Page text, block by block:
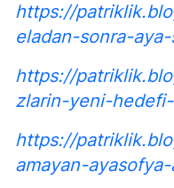
https://
eladan-sonra-
https://
zlarin-yeni-
https://
amayan-